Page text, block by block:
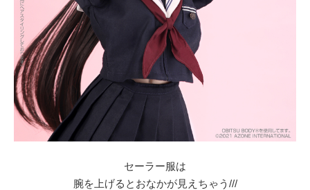
セーラー服は
腕を上げるとおなかが見えちゃう///